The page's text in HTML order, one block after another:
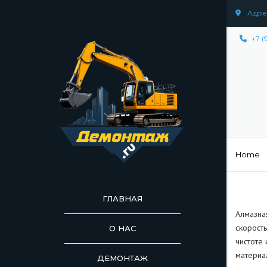
+7
ГЛАВНАЯ
О НАС
ДЕМОНТАЖ ДЕМОНТАЖ
Home